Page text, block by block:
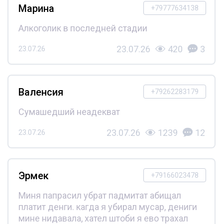
+79777634138
Марина
Алкоголик в последней стадии
23.07.26 23.07.26 420 3
+79262283179
Валенсия
Сумашедший неадекват
23.07.26 23.07.26 1239 12
+79166023478
Эрмек
Миня папрасил убрат падмитат абищал
платит денги. кагда я убирал мусар, дениги
мине нидавала, хател штоби я ево трахал